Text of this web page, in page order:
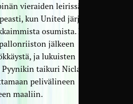
vieraiden leirissä. Hiillos
kun United järjesti
osumista. Eetu
jälkeen
ja lukuisten
taikuri Niclas
pelivälineen
maaliin.